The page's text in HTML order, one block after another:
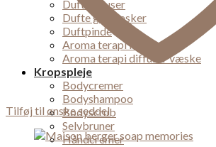
Duft diffuser
Dufte gaveæsker
Duftpinde
Aroma terapi lampe
Aroma terapi diffuser væske
Kropspleje
Bodycremer
Bodyshampoo
Bodyscrub
Selvbruner
Håndcremer
Tilføj til ønske seddel